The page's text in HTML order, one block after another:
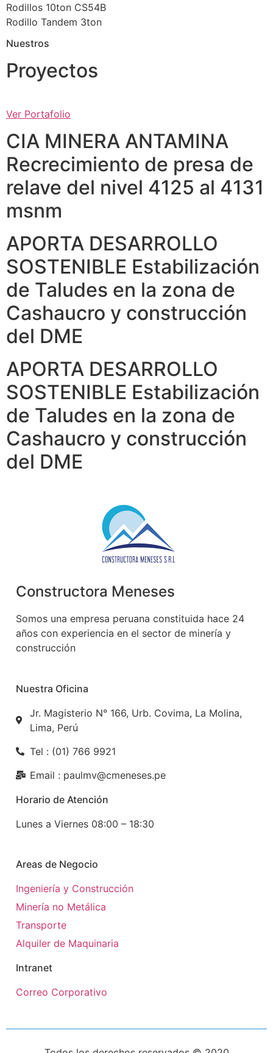
Rodillos 10ton CS54B
Rodillo Tandem 3ton
Nuestros
Proyectos
Ver Portafolio
CIA MINERA ANTAMINA
Recrecimiento de presa de
relave del nivel 4125 al 4131
msnm
APORTA DESARROLLO
SOSTENIBLE Estabilización
de Taludes en la zona de
Cashaucro y construcción
del DME
APORTA DESARROLLO
SOSTENIBLE Estabilización
de Taludes en la zona de
Cashaucro y construcción
del DME
Constructora Meneses
Somos una empresa peruana constituida hace 24
años con experiencia en el sector de minería y
construcción
Nuestra Oficina
Jr. Magisterio N° 166, Urb. Covima, La Molina,
Lima, Perú
Tel : (01) 766 9921
Email : paulmv@cmeneses.pe
Horario de Atención
Lunes a Viernes 08:00 – 18:30
Areas de Negocio
Ingeniería y Construcción
Minería no Metálica
Transporte
Alquiler de Maquinaria
Intranet
Correo Corporativo